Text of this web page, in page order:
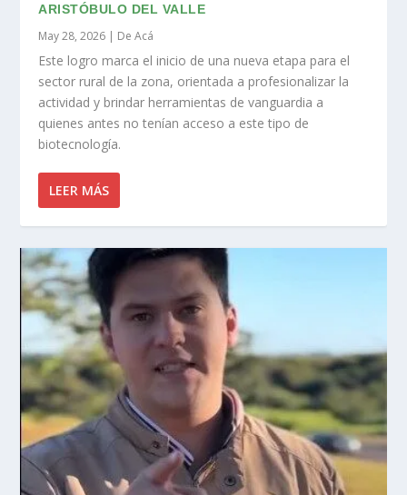
ARISTÓBULO DEL VALLE
May 28, 2026 | De Acá
Este logro marca el inicio de una nueva etapa para el
sector rural de la zona, orientada a profesionalizar la
actividad y brindar herramientas de vanguardia a
quienes antes no tenían acceso a este tipo de
biotecnología.
LEER MÁS